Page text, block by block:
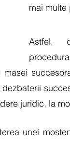
mai multe
Astfel,
juridic, la
unei